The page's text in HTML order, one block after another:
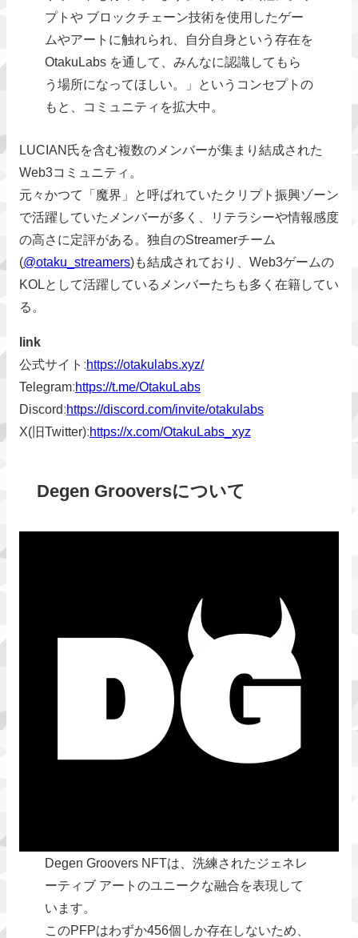
プトや ブロックチェーン技術を使用したゲー
ムやアートに触れられ、自分自身という存在を
OtakuLabs を通して、みんなに認識してもら
う場所になってほしい。」というコンセプトの
もと、コミュニティを拡大中。
LUCIAN氏を含む複数のメンバーが集まり結成された
Web3コミュニティ。
元々かつて「魔界」と呼ばれていたクリプト振興ゾーン
で活躍していたメンバーが多く、リテラシーや情報感度
の高さに定評がある。独自のStreamerチーム
(@otaku_streamers)も結成されており、Web3ゲームの
KOLとして活躍しているメンバーたちも多く在籍してい
る。
link
公式サイトːhttps://otakulabs.xyz/
Telegramːhttps://t.me/OtakuLabs
Discordːhttps://discord.com/invite/otakulabs
X(旧Twitter)ːhttps://x.com/OtakuLabs_xyz
Degen Grooversについて
Degen Groovers NFTは、洗練されたジェネレ
ーティブ アートのユニークな融合を表現して
います。
このPFPはわずか456個しか存在しないため、